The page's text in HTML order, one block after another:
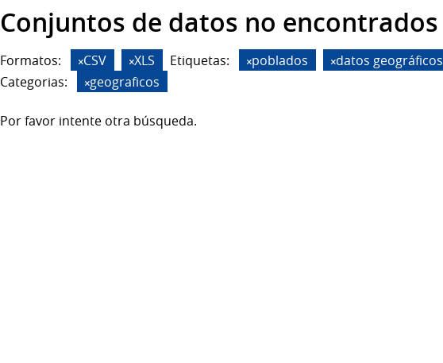
Conjuntos de datos no encontrados
Formatos: CSV XLS Etiquetas: poblados datos geográficos
Categorias:
geograficos
Por favor intente otra búsqueda.